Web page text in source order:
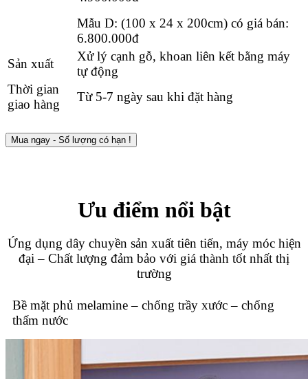
Mẫu D: (100 x 24 x 200cm) có giá bán:
6.800.000đ
Sản xuất
Xử lý cạnh gỗ, khoan liên kết bằng máy
tự động
Thời gian
giao hàng
Từ 5-7 ngày sau khi đặt hàng
Mua ngay - Số lượng có hạn !
Ưu điểm nổi bật
Ứng dụng dây chuyền sản xuất tiên tiến, máy móc hiện
đại – Chất lượng đảm bảo với giá thành tốt nhất thị
trường
Bề mặt phủ melamine – chống trầy xước – chống
thấm nước